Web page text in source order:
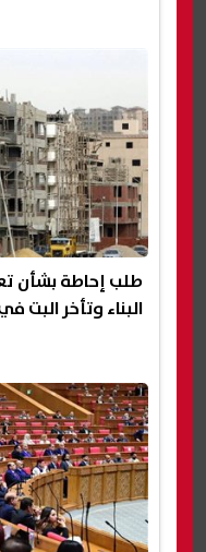
طلب إحاطة بشأن
البناء وتأخر البت